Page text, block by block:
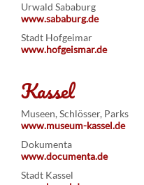
Urwald Sababurg
www.sababurg.de
Stadt Hofgeimar
www.hofgeismar.de
Kassel
Museen, Schlösser, Parks
www.museum-kassel.de
Dokumenta
www.documenta.de
Stadt Kassel